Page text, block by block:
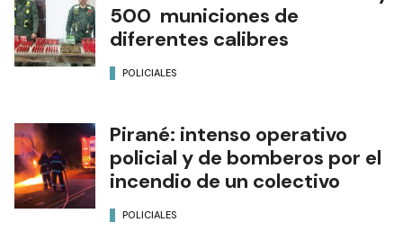
500 municiones de
diferentes calibres
POLICIALES
Pirané: intenso operativo
policial y de bomberos por el
incendio de un colectivo
POLICIALES